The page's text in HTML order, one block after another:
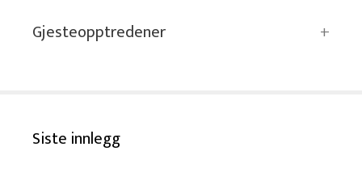
Gjesteopptredener
Siste innlegg